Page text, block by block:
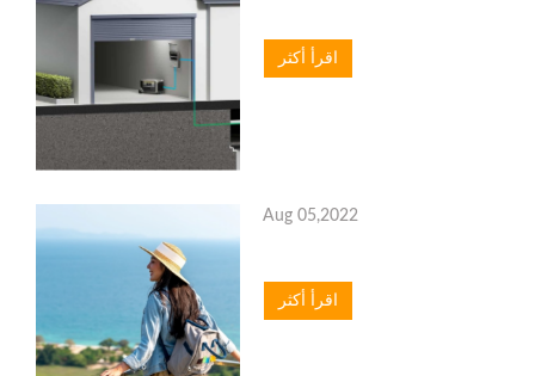
اقرأ أكثر
Aug 05,2022
اقرأ أكثر